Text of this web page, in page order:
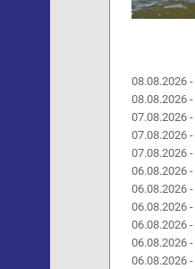
08.08.2026 -
08.08.2026 -
07.08.2026 -
07.08.2026 -
07.08.2026 -
06.08.2026 -
06.08.2026 -
06.08.2026 -
06.08.2026 -
06.08.2026 -
06.08.2026 -